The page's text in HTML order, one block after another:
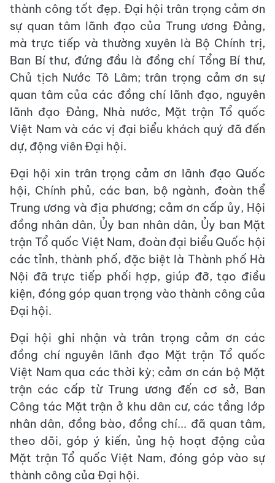
thành công tốt đẹp. Đại hội trân trọng cảm ơn
sự quan tâm lãnh đạo của Trung ương Đảng,
mà trực tiếp và thường xuyên là Bộ Chính trị,
Ban Bí thư, đứng đầu là đồng chí Tổng Bí thư,
Chủ tịch Nước Tô Lâm; trân trọng cảm ơn sự
quan tâm của các đồng chí lãnh đạo, nguyên
lãnh đạo Đảng, Nhà nước, Mặt trận Tổ quốc
Việt Nam và các vị đại biểu khách quý đã đến
dự, động viên Đại hội.
Đại hội xin trân trọng cảm ơn lãnh đạo Quốc
hội, Chính phủ, các ban, bộ ngành, đoàn thể
Trung ương và địa phương; cảm ơn cấp ủy, Hội
đồng nhân dân, Ủy ban nhân dân, Ủy ban Mặt
trận Tổ quốc Việt Nam, đoàn đại biểu Quốc hội
các tỉnh, thành phố, đặc biệt là Thành phố Hà
Nội đã trực tiếp phối hợp, giúp đỡ, tạo điều
kiện, đóng góp quan trọng vào thành công của
Đại hội.
Đại hội ghi nhận và trân trọng cảm ơn các
đồng chí nguyên lãnh đạo Mặt trận Tổ quốc
Việt Nam qua các thời kỳ; cảm ơn cán bộ Mặt
trận các cấp từ Trung ương đến cơ sở, Ban
Công tác Mặt trận ở khu dân cư, các tầng lớp
nhân dân, đồng bào, đồng chí... đã quan tâm,
theo dõi, góp ý kiến, ủng hộ hoạt động của
Mặt trận Tổ quốc Việt Nam, đóng góp vào sự
thành công của Đại hội.